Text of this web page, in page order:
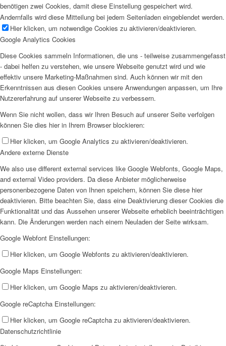
benötigen zwei Cookies, damit diese Einstellung gespeichert wird.
Andernfalls wird diese Mitteilung bei jedem Seitenladen eingeblendet werden.
Hier klicken, um notwendige Cookies zu aktivieren/deaktivieren.
Google Analytics Cookies
Diese Cookies sammeln Informationen, die uns - teilweise zusammengefasst
- dabei helfen zu verstehen, wie unsere Webseite genutzt wird und wie
effektiv unsere Marketing-Maßnahmen sind. Auch können wir mit den
Erkenntnissen aus diesen Cookies unsere Anwendungen anpassen, um Ihre
Nutzererfahrung auf unserer Webseite zu verbessern.
Wenn Sie nicht wollen, dass wir Ihren Besuch auf unserer Seite verfolgen
können Sie dies hier in Ihrem Browser blockieren:
Hier klicken, um Google Analytics zu aktivieren/deaktivieren.
Andere externe Dienste
We also use different external services like Google Webfonts, Google Maps,
and external Video providers. Da diese Anbieter möglicherweise
personenbezogene Daten von Ihnen speichern, können Sie diese hier
deaktivieren. Bitte beachten Sie, dass eine Deaktivierung dieser Cookies die
Funktionalität und das Aussehen unserer Webseite erheblich beeinträchtigen
kann. Die Änderungen werden nach einem Neuladen der Seite wirksam.
Google Webfont Einstellungen:
Hier klicken, um Google Webfonts zu aktivieren/deaktivieren.
Google Maps Einstellungen:
Hier klicken, um Google Maps zu aktivieren/deaktivieren.
Google reCaptcha Einstellungen:
Hier klicken, um Google reCaptcha zu aktivieren/deaktivieren.
Datenschutzrichtlinie